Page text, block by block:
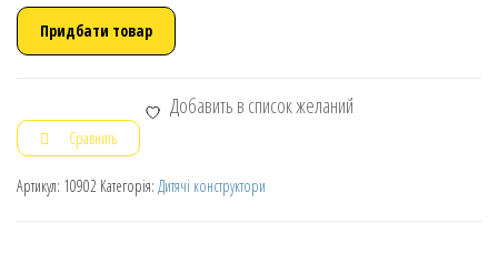
Придбати товар
Добавить в список желаний
Сравнить
Артикул: 10902 Категорія: Дитячі конструктори